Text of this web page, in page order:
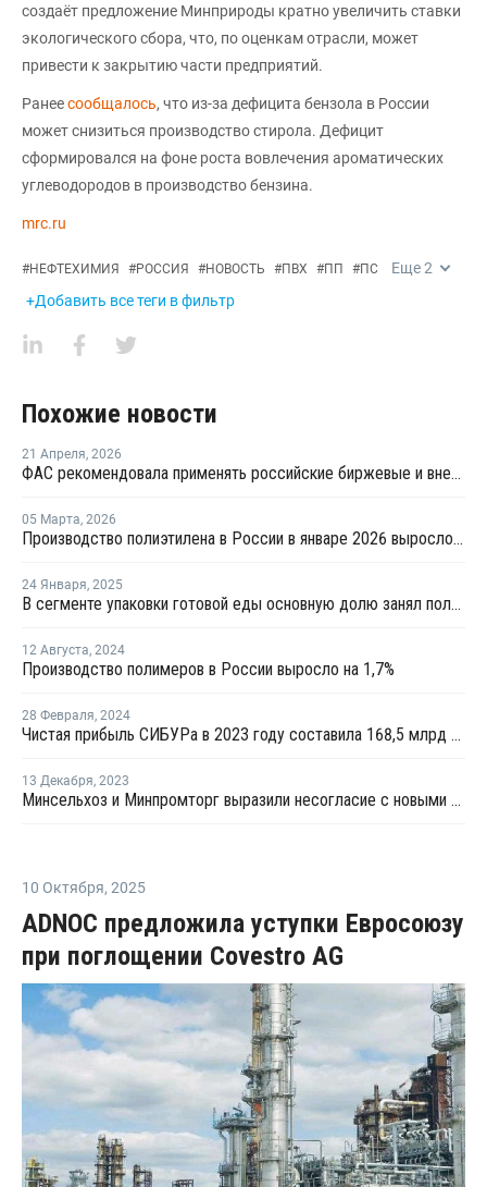
создаёт предложение Минприроды кратно увеличить ставки
экологического сбора, что, по оценкам отрасли, может
привести к закрытию части предприятий.
Ранеесообщалось, что из-за дефицита бензола в России
может снизиться производство стирола. Дефицит
сформировался на фоне роста вовлечения ароматических
углеводородов в производство бензина.
mrc.ru
#НЕФТЕХИМИЯ #РОССИЯ #НОВОСТЬ #ПВХ #ПП #ПС Еще2
+Добавить все теги в фильтр
Похожие новости
21 Апреля, 2026
ФАС рекомендовала применять российские биржевые и внебиржевые индексы цен
05 Марта, 2026
Производство полиэтилена в России в январе 2026 выросло на 9%
24 Января, 2025
В сегменте упаковки готовой еды основную долю занял полипропилен
12 Августа, 2024
Производство полимеров в России выросло на 1,7%
28 Февраля, 2024
Чистая прибыль СИБУРа в 2023 году составила 168,5 млрд рублей
13 Декабря, 2023
Минсельхоз и Минпромторг выразили несогласие с новыми ставками экосбора
10 Октября, 2025
ADNOC предложила уступки Евросоюзу
при поглощении Covestro AG